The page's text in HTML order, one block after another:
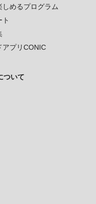
しめるプログラム
アプリCONIC
ついて